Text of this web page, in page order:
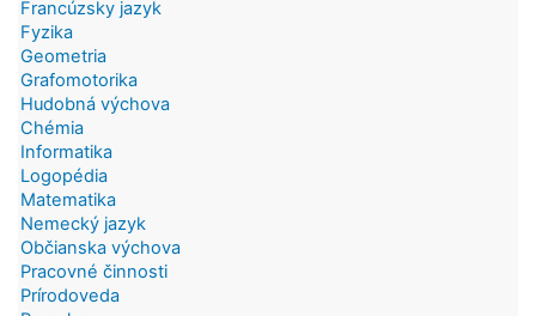
Francúzsky jazyk
Fyzika
Geometria
Grafomotorika
Hudobná výchova
Chémia
Informatika
Logopédia
Matematika
Nemecký jazyk
Občianska výchova
Pracovné činnosti
Prírodoveda